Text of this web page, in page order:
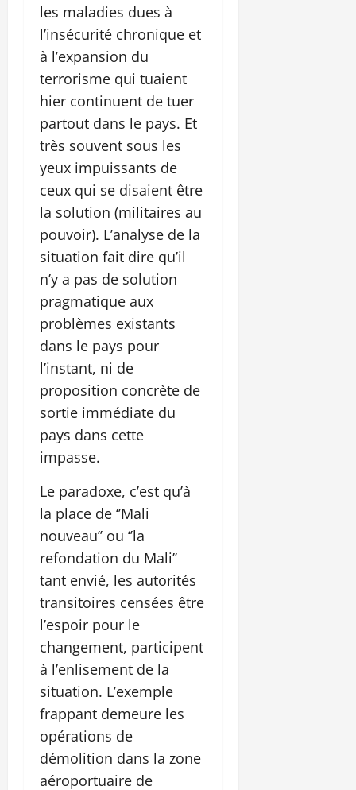
les maladies dues à
l’insécurité chronique et
à l’expansion du
terrorisme qui tuaient
hier continuent de tuer
partout dans le pays. Et
très souvent sous les
yeux impuissants de
ceux qui se disaient être
la solution (militaires au
pouvoir). L’analyse de la
situation fait dire qu’il
n’y a pas de solution
pragmatique aux
problèmes existants
dans le pays pour
l’instant, ni de
proposition concrète de
sortie immédiate du
pays dans cette
impasse.
Le paradoxe, c’est qu’à
la place de ‘’Mali
nouveau’’ ou ‘’la
refondation du Mali’’
tant envié, les autorités
transitoires censées être
l’espoir pour le
changement, participent
à l’enlisement de la
situation. L’exemple
frappant demeure les
opérations de
démolition dans la zone
aéroportuaire de